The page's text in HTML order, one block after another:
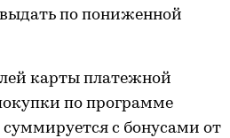
по пониженной
карты платежной
по программе
с бонусами от